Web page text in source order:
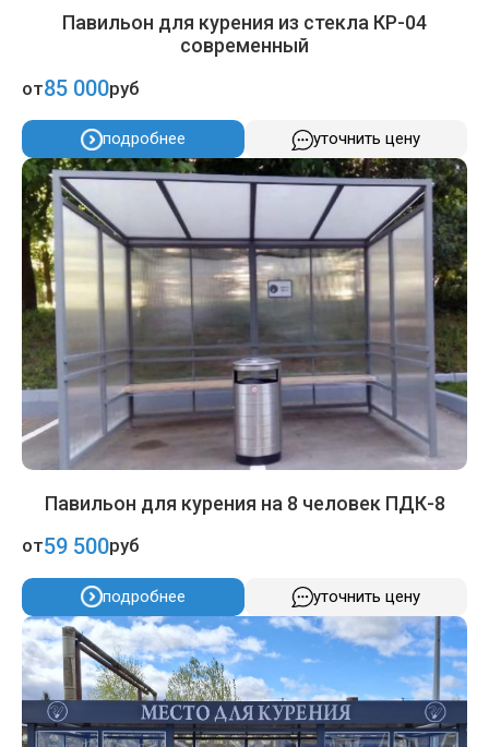
Павильон для курения из стекла КР-04
современный
от85 000руб
подробнее уточнить цену
Павильон для курения на 8 человек ПДК-8
от59 500руб
подробнее уточнить цену